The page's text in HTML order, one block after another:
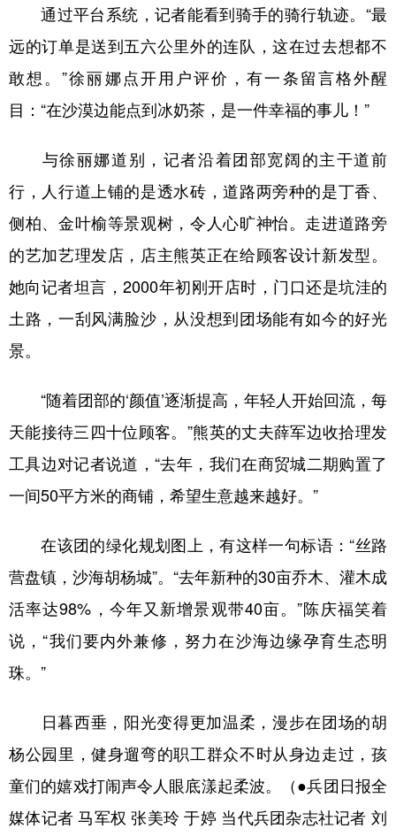
通过平台系统，记者能看到骑手的骑行轨迹。“最
远的订单是送到五六公里外的连队，这在过去想都不
敢想。”徐丽娜点开用户评价，有一条留言格外醒
目：“在沙漠边能点到冰奶茶，是一件幸福的事儿！”
与徐丽娜道别，记者沿着团部宽阔的主干道前
行，人行道上铺的是透水砖，道路两旁种的是丁香、
侧柏、金叶榆等景观树，令人心旷神怡。走进道路旁
的艺加艺理发店，店主熊英正在给顾客设计新发型。
她向记者坦言，2000年初刚开店时，门口还是坑洼的
土路，一刮风满脸沙，从没想到团场能有如今的好光
景。
“随着团部的‘颜值’逐渐提高，年轻人开始回流，每
天能接待三四十位顾客。”熊英的丈夫薛军边收拾理发
工具边对记者说道，“去年，我们在商贸城二期购置了
一间50平方米的商铺，希望生意越来越好。”
在该团的绿化规划图上，有这样一句标语：“丝路
营盘镇，沙海胡杨城”。“去年新种的30亩乔木、灌木成
活率达98%，今年又新增景观带40亩。”陈庆福笑着
说，“我们要内外兼修，努力在沙海边缘孕育生态明
珠。”
日暮西垂，阳光变得更加温柔，漫步在团场的胡
杨公园里，健身遛弯的职工群众不时从身边走过，孩
童们的嬉戏打闹声令人眼底漾起柔波。（●兵团日报全
媒体记者 马军权 张美玲 于婷 当代兵团杂志社记者 刘